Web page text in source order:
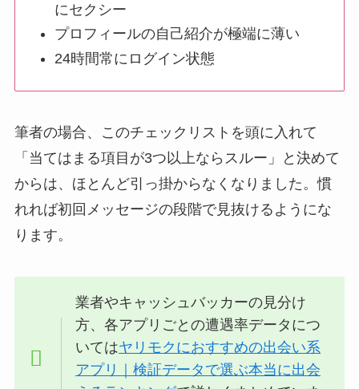
にセクシー
プロフィールの自己紹介が極端に薄い
24時間常にログイン状態
筆者の場合、このチェックリストを頭に入れて
「当てはまる項目が3つ以上ならスルー」と決めて
からは、ほとんど引っ掛からなくなりました。慣
れれば初回メッセージの段階で見抜けるようにな
ります。
業者やキャッシュバッカーの見分け
方、各アプリごとの遭遇率データにつ
いてはヤリモクにおすすめの出会い系
アプリ｜検証データで選ぶ本当に出会